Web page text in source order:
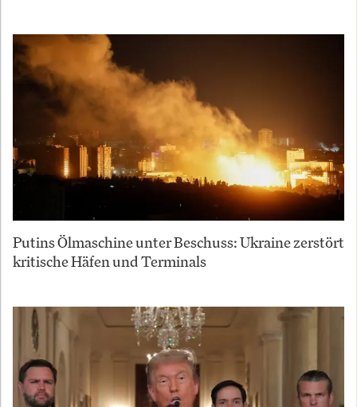
Putins Ölmaschine unter Beschuss: Ukraine zerstört
kritische Häfen und Terminals